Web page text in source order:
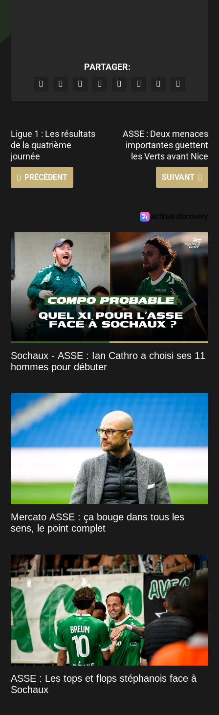
PARTAGER:
Ligue 1 : Les résultats
de la quatrième
journée
PRÉCÉDENT
ASSE : Deux menaces
importantes guettent
les Verts avant Nice
SUIVANT
Sochaux - ASSE : Ian Cathro a choisi ses 11
hommes pour débuter
Mercato ASSE : ça bouge dans tous les
sens, le point complet
ASSE : Les tops et flops stéphanois face à
Sochaux